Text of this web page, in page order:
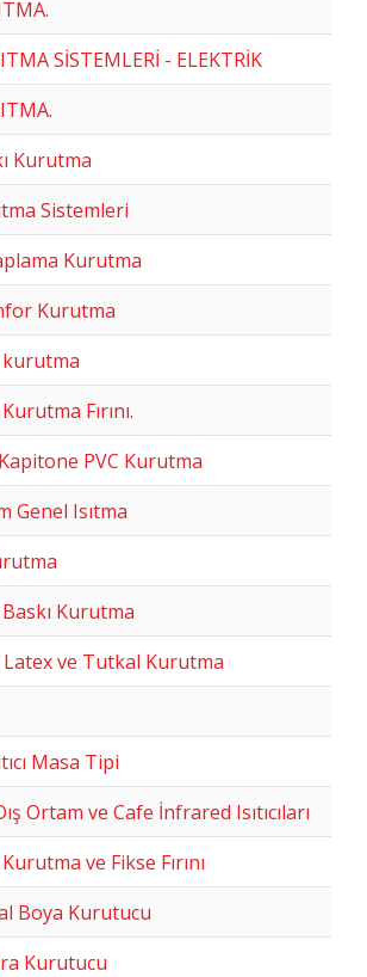
SİSTEMLERİ - ELEKTRİK
Kurutma
Sistemleri
Kurutma
Kurutma
kurutma
Fırını.
PVC Kurutma
Genel Isıtma
Kurutma
Latex ve Tutkal Kurutma
Masa Tipi
Ortam ve Cafe İnfrared Isıtıcıları
ve Fikse Fırını
Boya Kurutucu
Kurutucu